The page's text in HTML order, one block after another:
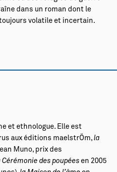
dans un roman dont le
volatile et incertain.
et ethnologue. Elle est
aux éditions maelstrÖm, la
Muno, prix des
Cérémonie des poupées en 2005